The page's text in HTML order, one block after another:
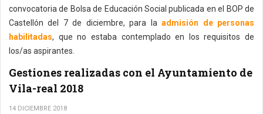
convocatoria de Bolsa de Educación Social publicada en el BOP de
Castellón del 7 de diciembre, para laadmisión de personas
habilitadas, que no estaba contemplado en los requisitos de
los/as aspirantes.
Gestiones realizadas con el Ayuntamiento de
Vila-real 2018
14 DICIEMBRE 2018